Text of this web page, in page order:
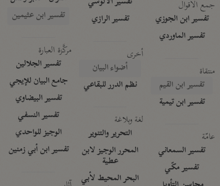
جمع الأقوال
تفسير ابن الجوزي
تفسير الماوردي
منتقاة
تفسير ابن القيم
تفسير ابن تيمية
عامّة
تفسير السمعاني
تفسير مكّي
تفسير الرازي
أخرى
أضواء البيان
نظم الدرر للبقاعي
لغة وبلاغة
التحرير والتنوير
المحرر الوجيز لابن
عطية
البحر المحيط لأبي
تفسير ابن عثيمين
مركَّزة العبارة
تفسير الجلالين
جامع البيان للإيجي
تفسير البيضاوي
تفسير النسفي
الوجيز للواحدي
تفسير ابن أبي زمنين